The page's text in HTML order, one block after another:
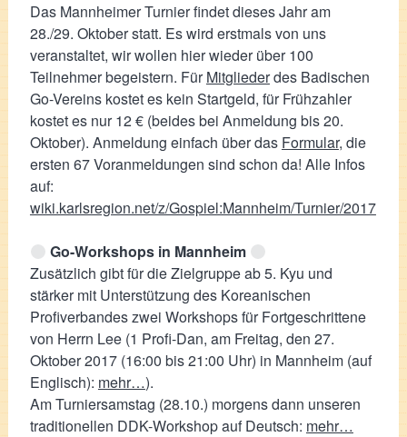
Das Mannheimer Turnier findet dieses Jahr am
28./29. Oktober statt. Es wird erstmals von uns
veranstaltet, wir wollen hier wieder über 100
Teilnehmer begeistern. FürMitgliederdes Badischen
Go-Vereins kostet es kein Startgeld, für Frühzahler
kostet es nur 12 € (beides bei Anmeldung bis 20.
Oktober). Anmeldung einfach über das Formular, die
ersten 67 Voranmeldungen sind schon da! Alle Infos
auf:
wiki.karlsregion.net/z/Gospiel:Mannheim/Turnier/2017
Go-Workshops in Mannheim
Zusätzlich gibt für die Zielgruppe ab 5. Kyu und
stärker mit Unterstützung des Koreanischen
Profiverbandes zwei Workshops für Fortgeschrittene
von Herrn Lee (1 Profi-Dan, am Freitag, den 27.
Oktober 2017 (16:00 bis 21:00 Uhr) in Mannheim (auf
Englisch): mehr…).
Am Turniersamstag (28.10.) morgens dann unseren
traditionellen DDK-Workshop auf Deutsch: mehr…